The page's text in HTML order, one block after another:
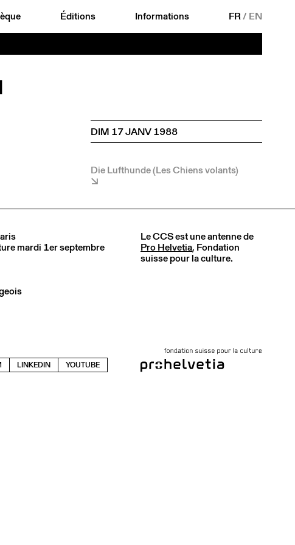
Éditions Informations FR/ EN
DIM 17 JANV 1988
Die Lufthunde (Les Chiens volants)
mardi 1er septembre
LINKEDIN YOUTUBE
Le CCS est une antenne de
Pro Helvetia, Fondation
suisse pour la culture.